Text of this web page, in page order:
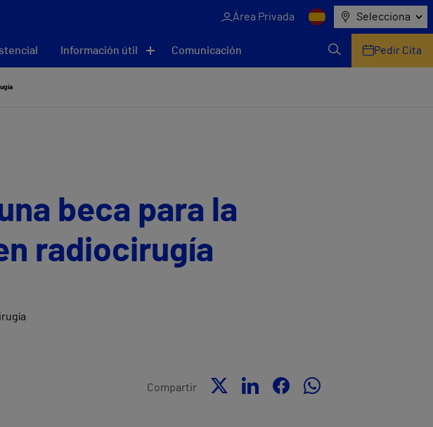
Área Privada Selecciona
Información útil Comunicación Pedir Cita
beca para la
radiocirugía
Compartir